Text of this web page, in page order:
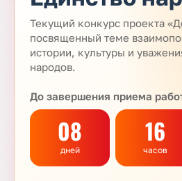
Текущий конкурс проекта
посвященный теме
истории, культуры и
народов.
До завершения приема
08
дней
16
часов